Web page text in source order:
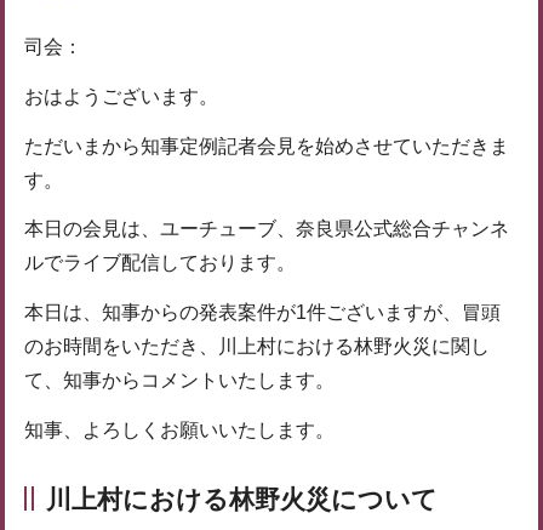
司会：
おはようございます。
ただいまから知事定例記者会見を始めさせていただきま
す。
本日の会見は、ユーチューブ、奈良県公式総合チャンネ
ルでライブ配信しております。
本日は、知事からの発表案件が1件ございますが、冒頭
のお時間をいただき、川上村における林野火災に関し
て、知事からコメントいたします。
知事、よろしくお願いいたします。
川上村における林野火災について